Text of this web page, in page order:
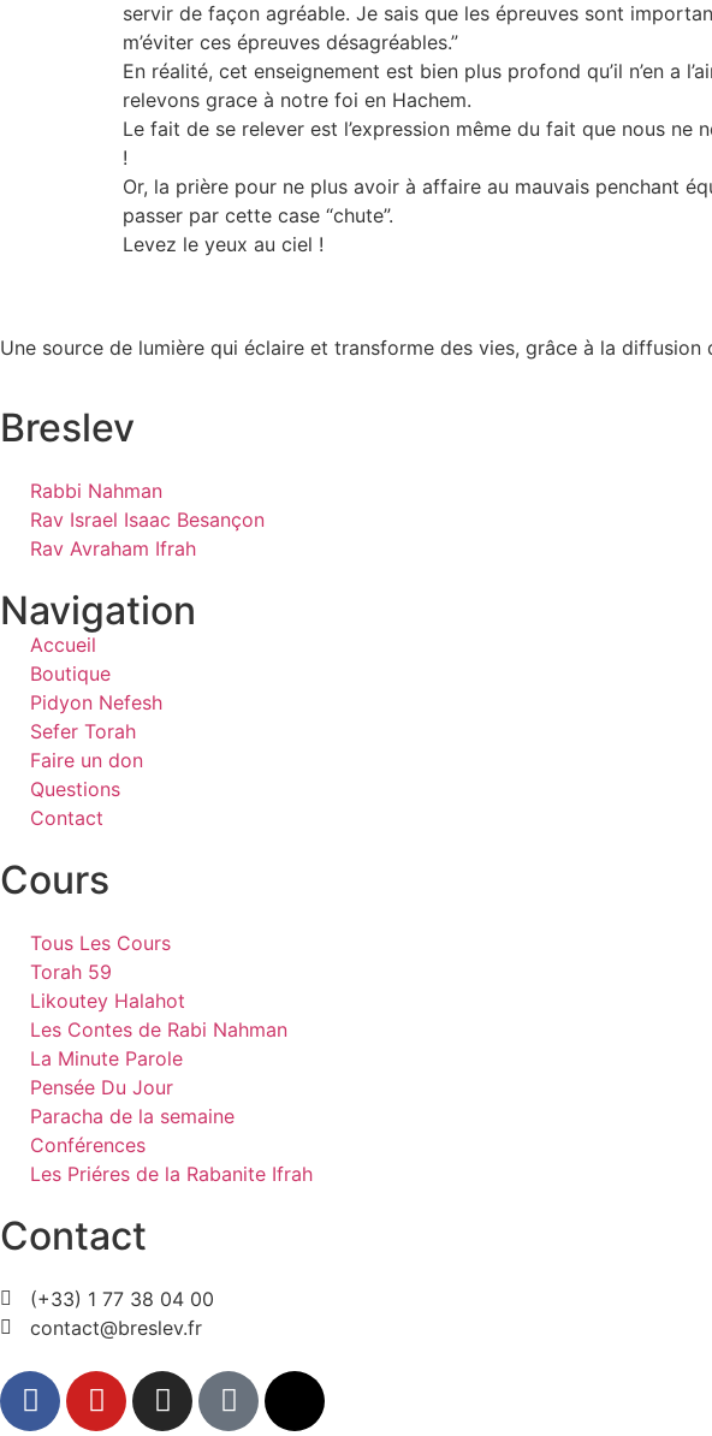
servir de façon agréable. Je sais que les épreuves sont
m’éviter ces épreuves désagréables.”
En réalité, cet enseignement est bien plus profond qu’il n’en a
relevons grace à notre foi en Hachem.
Le fait de se relever est l’expression même du fait que nous ne
!
Or, la prière pour ne plus avoir à affaire au mauvais penchant
passer par cette case “chute”.
Levez le yeux au ciel !
Une source de lumière qui éclaire et transforme des vies, grâce à la
Breslev
Rabbi Nahman
Rav Israel Isaac Besançon
Rav Avraham Ifrah
Navigation
Accueil
Boutique
Pidyon Nefesh
Sefer Torah
Faire un don
Questions
Contact
Cours
Tous Les Cours
Torah 59
Likoutey Halahot
Les Contes de Rabi Nahman
La Minute Parole
Pensée Du Jour
Paracha de la semaine
Conférences
Les Priéres de la Rabanite Ifrah
Contact
(+33) 1 77 38 04 00
contact@breslev.fr